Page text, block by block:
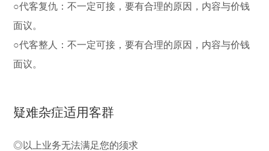
○代客复仇：不一定可接，要有合理的原因，内容与价钱
面议。
○代客整人：不一定可接，要有合理的原因，内容与价钱
面议。
疑难杂症适用客群
◎以上业务无法满足您的须求